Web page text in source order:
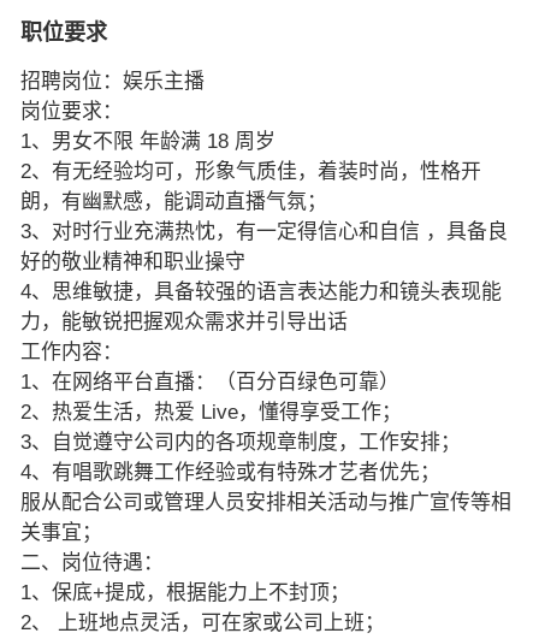
职位要求
招聘岗位：娱乐主播
岗位要求：
1、男女不限 年龄满 18 周岁
2、有无经验均可，形象气质佳，着装时尚，性格开
朗，有幽默感，能调动直播气氛；
3、对时行业充满热忱，有一定得信心和自信 ，具备良
好的敬业精神和职业操守
4、思维敏捷，具备较强的语言表达能力和镜头表现能
力，能敏锐把握观众需求并引导出话
工作内容：
1、在网络平台直播：（百分百绿色可靠）
2、热爱生活，热爱 Live，懂得享受工作；
3、自觉遵守公司内的各项规章制度，工作安排；
4、有唱歌跳舞工作经验或有特殊才艺者优先；
服从配合公司或管理人员安排相关活动与推广宣传等相
关事宜；
二、岗位待遇：
1、保底+提成，根据能力上不封顶；
2、 上班地点灵活，可在家或公司上班；